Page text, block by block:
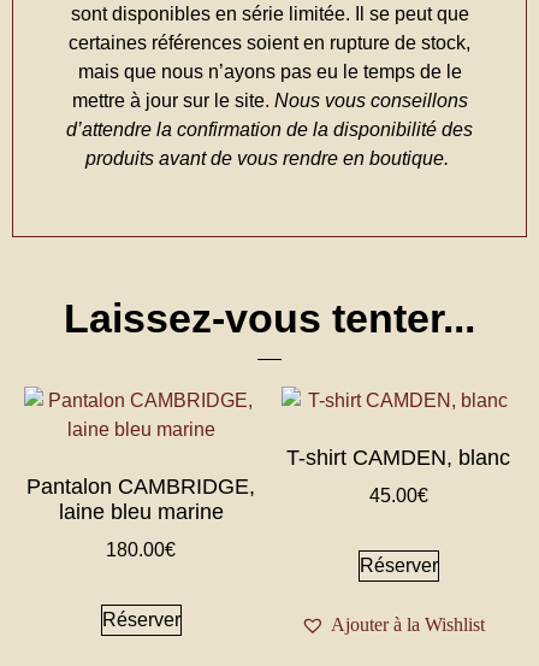
sont disponibles en série limitée. Il se peut que
certaines références soient en rupture de stock,
mais que nous n’ayons pas eu le temps de le
mettre à jour sur le site. Nous vous conseillons
d’attendre la confirmation de la disponibilité des
produits avant de vous rendre en boutique.
Laissez-vous tenter...
Pantalon CAMBRIDGE,
laine bleu marine
180.00€
Réserver
T-shirt CAMDEN, blanc
45.00€
Réserver
Ajouter à la Wishlist